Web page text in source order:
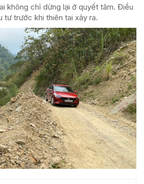
không chỉ dừng lại ở quyết tâm. Điều
tư trước khi thiên tai xảy ra.